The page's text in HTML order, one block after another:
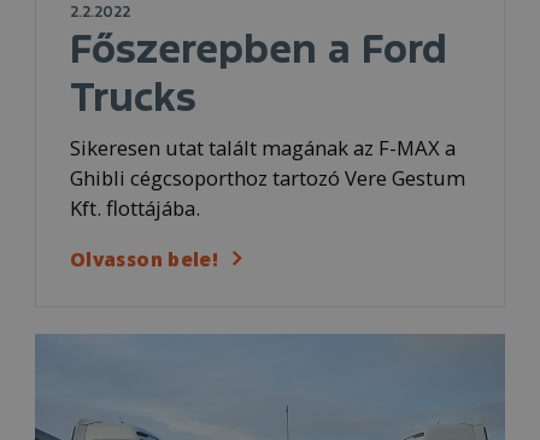
2.2.2022
Főszerepben a Ford
Trucks
Sikeresen utat talált magának az F-MAX a
Ghibli cégcsoporthoz tartozó Vere Gestum
Kft. flottájába.
Olvasson bele!